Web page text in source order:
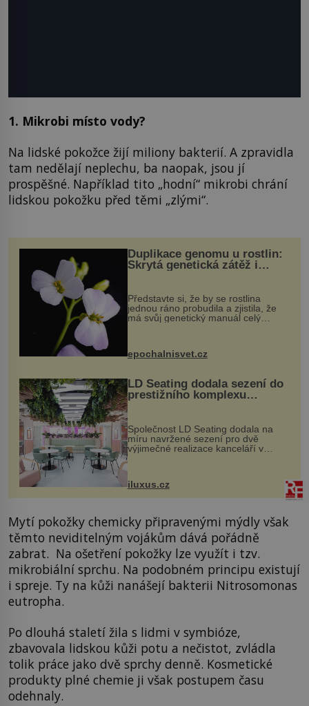
1. Mikrobi místo vody?
Na lidské pokožce žijí miliony bakterií. A zpravidla
tam nedělají neplechu, ba naopak, jsou jí
prospěšné. Například tito „hodní“ mikrobi chrání
lidskou pokožku před těmi „zlými“.
Duplikace genomu u rostlin:
Skrytá genetická zátěž i
Představte si, že by se rostlina
jednou ráno probudila a zjistila, že
má svůj genetický manuál celý
vstupenka...
epochalnisvet.cz
LD Seating dodala sezení do
prestižního komplexu
MediaCityUK v Salfordu
Společnost LD Seating dodala na
míru navržené sezení pro dvě
výjimečné realizace kanceláří v
areálu MediaCityUK v anglickém
budov Media...
iluxus.cz
Mytí pokožky chemicky připravenými mýdly však
těmto neviditelným vojákům dává pořádně
zabrat. Na ošetření pokožky lze využít i tzv.
mikrobiální sprchu. Na podobném principu existují
i spreje. Ty na kůži nanášejí bakterii Nitrosomonas
eutropha.
Po dlouhá staletí žila s lidmi v symbióze,
zbavovala lidskou kůži potu a nečistot, zvládla
tolik práce jako dvě sprchy denně. Kosmetické
produkty plné chemie ji však postupem času
odehnaly.